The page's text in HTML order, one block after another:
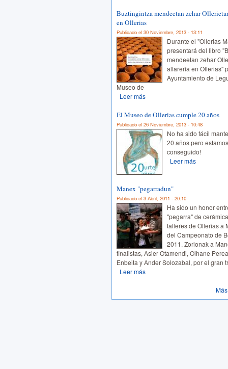
Buztingintza mendeetan zehar
en Ollerias
Publicado el 30 Noviembre, 2013 - 13:11
Durante el "Ollerias
presentará del libro
mendeetan zehar
alfarería en Ollerias"
Ayuntamiento de
Museo de
Leer más
El Museo de Ollerias cumple 20 años
Publicado el 26 Noviembre, 2013 - 10:48
No ha sido fácil
20 años pero
conseguido!
Leer más
Manex "pegarradun"
Publicado el 3 Abril, 2011 - 20:10
Ha sido un honor
"pegarra" de
talleres de Ollerias a
del Campeonato de
2011. Zorionak a
finalistas, Asier Otamendi, Oihane
Enbeita y Ander Solozabal, por el gran
Leer más